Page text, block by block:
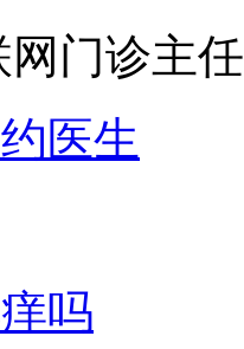
门诊主
医生
吗